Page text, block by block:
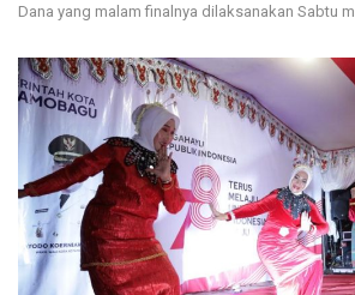
Dana yang malam finalnya dilaksanakan Sabtu